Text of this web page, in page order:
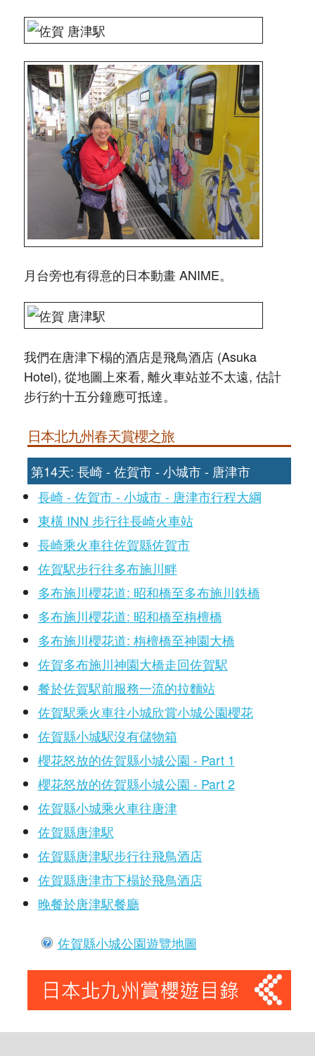
月台旁也有得意的日本動畫 ANIME。
我們在唐津下榻的酒店是飛鳥酒店 (Asuka
Hotel), 從地圖上來看, 離火車站並不太遠, 估計
步行約十五分鐘應可抵達。
日本北九州春天賞櫻之旅
第14天: 長崎 - 佐賀市 - 小城市 - 唐津市
長崎 - 佐賀市 - 小城市 - 唐津市行程大綱
東橫 INN 步行往長崎火車站
長崎乘火車往佐賀縣佐賀市
佐賀駅步行往多布施川畔
多布施川櫻花道: 昭和橋至多布施川鉄橋
多布施川櫻花道: 昭和橋至栴檀橋
多布施川櫻花道: 栴檀橋至神園大橋
佐賀多布施川神園大橋走回佐賀駅
餐於佐賀駅前服務一流的拉麵站
佐賀駅乘火車往小城欣賞小城公園櫻花
佐賀縣小城駅沒有儲物箱
櫻花怒放的佐賀縣小城公園 - Part 1
櫻花怒放的佐賀縣小城公園 - Part 2
佐賀縣小城乘火車往唐津
佐賀縣唐津駅
佐賀縣唐津駅步行往飛鳥酒店
佐賀縣唐津市下榻於飛鳥酒店
晚餐於唐津駅餐廳
佐賀縣小城公園遊覽地圖